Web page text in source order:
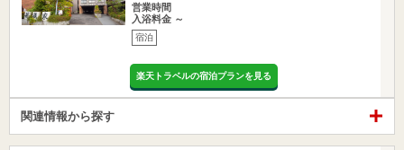
営業時間
入浴料金 ～
宿泊
楽天トラベルの宿泊プランを見る
関連情報から探す